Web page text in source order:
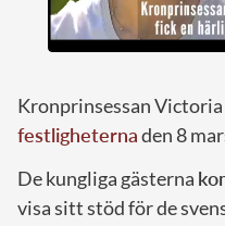
Kronprinsessan
festligheternaden 8
De kungliga gästerna
visa sitt stöd för de